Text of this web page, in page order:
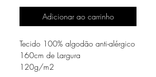
Adicionar ao carrinho
Tecido 100% algodão anti-alérgico
160cm de Largura
120g/m2